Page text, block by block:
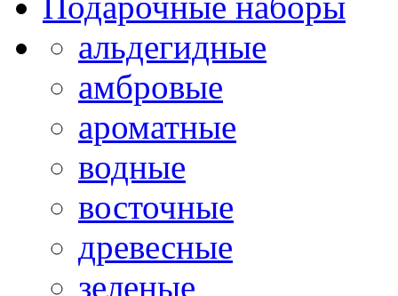
альдегидные
амбровые
ароматные
водные
восточные
древесные
зеленые